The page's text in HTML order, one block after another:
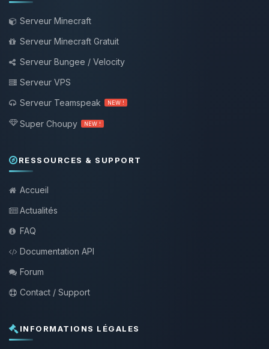
Serveur Minecraft
Serveur Minecraft Gratuit
Serveur Bungee / Velocity
Serveur VPS
Serveur Teamspeak
NEW !
Super Choupy NEW !
RESSOURCES & SUPPORT
Accueil
Actualités
FAQ
Documentation API
Forum
Contact / Support
INFORMATIONS LÉGALES